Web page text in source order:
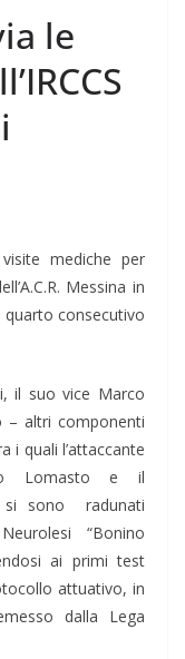
le
mediche per
Messina in
consecutivo
il suo vice Marco
– altri componenti
i quali l’attaccante
Lomasto e il
si sono radunati
“Bonino
ai primi test
attuativo, in
dalla Lega